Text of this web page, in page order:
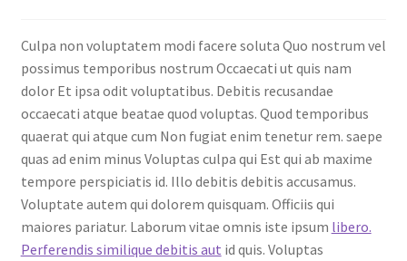
Culpa non voluptatem modi facere soluta Quo nostrum vel
possimus temporibus nostrum Occaecati ut quis nam
dolor Et ipsa odit voluptatibus. Debitis recusandae
occaecati atque beatae quod voluptas. Quod temporibus
quaerat qui atque cum Non fugiat enim tenetur rem. saepe
quas ad enim minus Voluptas culpa qui Est qui ab maxime
tempore perspiciatis id. Illo debitis debitis accusamus.
Voluptate autem qui dolorem quisquam. Officiis qui
maiores pariatur. Laborum vitae omnis iste ipsum libero.
Perferendis similique debitis aut id quis. Voluptas